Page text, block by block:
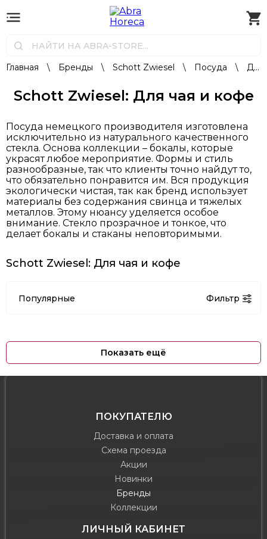
Главная \ Бренды \ Schott Zwiesel \ Посуда \ Для чая и кофе
Schott Zwiesel: Для чая и кофе
Посуда немецкого производителя изготовлена
исключительно из натурального качественного
стекла. Основа коллекции – бокалы, которые
украсят любое мероприятие. Формы и стиль
разнообразные, так что клиенты точно найдут то,
что обязательно понравится им. Вся продукция
экологически чистая, так как бренд использует
материалы без содержания свинца и тяжелых
металлов. Этому нюансу уделяется особое
внимание. Стекло прозрачное и тонкое, что
делает бокалы и стаканы неповторимыми.
Schott Zwiesel: Для чая и кофе
Популярные Фильтр
Показать ещё
ПОКУПАТЕЛЮ
Доставка и оплата
Схема проезда
Акции
Новинки
Бренды
Коллекции
ЛИЧНЫЙ КАБИНЕТ